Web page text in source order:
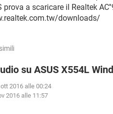
prova a scaricare il Realtek
downloads/
su ASUS X554L
2016 alle 00:24
2016 alle 11:57